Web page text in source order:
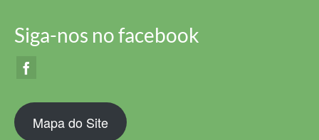
Siga-nos no facebook
Mapa do Site